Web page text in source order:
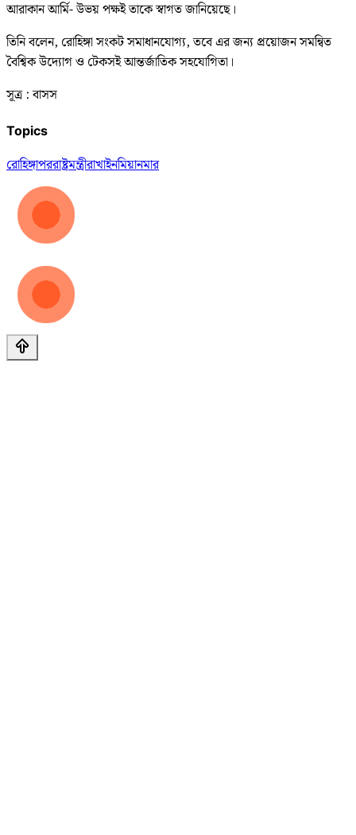
আরাকান আর্মি- উভয় পক্ষই তাকে স্বাগত জানিয়েছে।
তিনি বলেন, রোহিঙ্গা সংকট সমাধানযোগ্য, তবে এর জন্য প্রয়োজন সমন্বিত
বৈশ্বিক উদ্যোগ ও টেকসই আন্তর্জাতিক সহযোগিতা।
সূত্র : বাসস
Topics
রোহিঙ্গাপররাষ্ট্রমন্ত্রীরাখাইনমিয়ানমার